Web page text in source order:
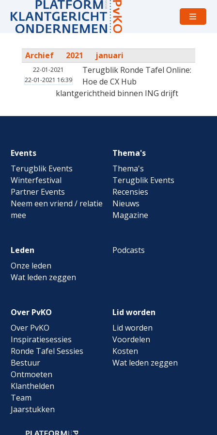
Open
Archief 2021 januari
22-01-2021
22-01-2021 16:39
Terugblik Ronde Tafel Online:
Hoe de CX Hub
klantgerichtheid binnen ING drijft
Footer
navigation
Events
Terugblik Events
Winterfestival
Partner Events
Neem een vriend / relatie
mee
Thema's
Thema's
Terugblik Events
Recensies
Nieuws
Magazine
Leden
Onze leden
Wat leden zeggen
Podcasts
Over PvKO
Over PvKO
Inspiratiesessies
Ronde Tafel Sessies
Bestuur
Ontmoeten
Klanthelden
Team
Jaarstukken
Lid worden
Lid worden
Voordelen
Kosten
Wat leden zeggen